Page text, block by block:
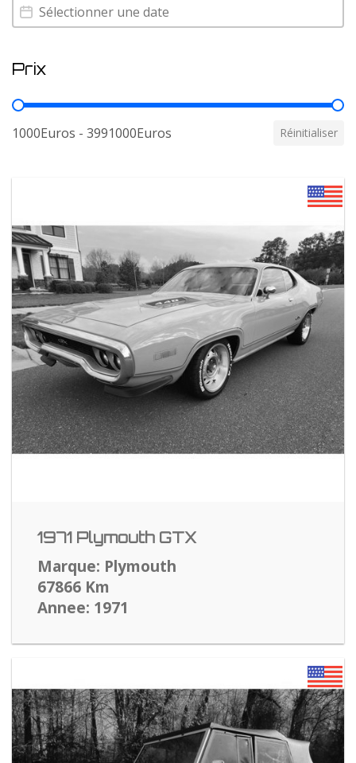
Annee
Annee
Prix
Prix
1000Euros - 3991000Euros Réinitialiser
1971 Plymouth GTX
Marque: Plymouth
67866 Km
Annee: 1971